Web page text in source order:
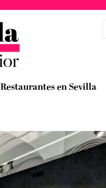
Restaurantes en Sevilla